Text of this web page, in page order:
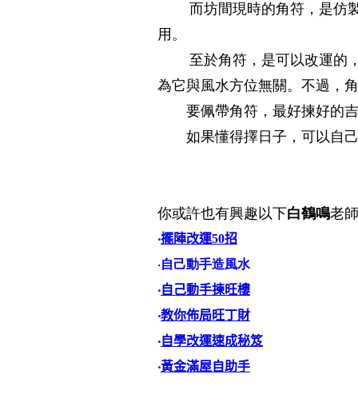
而坊間現時的角符，是仿製
用。
至於角符，是可以改運的，
為它與風水方位無關。不過，
要佩帶角符，最好揀好的吉
如果懂得擇日子，可以自
你或許也有興趣以下白鶴鳴老
‧擺陣改運50招
‧自己動手造風水
‧自己動手揀旺樓
‧教你佈局旺丁財
‧自學改運速成秘笈
‧黃金滿屋自助手